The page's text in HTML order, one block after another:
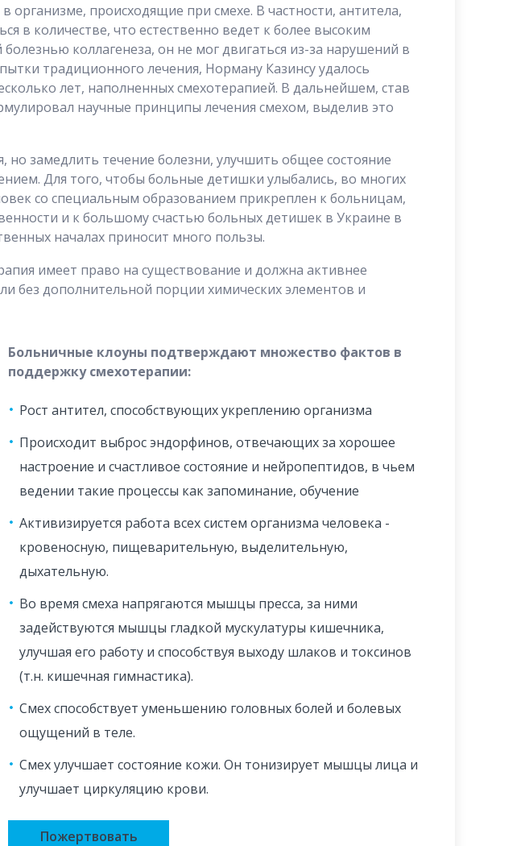
происходящие при смехе. В частности, антитела,
в количестве, что естественно ведет к более высоким
коллагенеза, он не мог двигаться из-за нарушений в
традиционного лечения, Норману Казинсу удалось
лет, наполненных смехотерапией. В дальнейшем, став
научные принципы лечения смехом, выделив это
замедлить течение болезни, улучшить общее состояние
Для того, чтобы больные детишки улыбались, во многих
со специальным образованием прикреплен к больницам,
и к большому счастью больных детишек в Украине в
началах приносит много пользы.
имеет право на существование и должна активнее
без дополнительной порции химических элементов и
Больничные клоуны подтверждают множество фактов в
поддержку смехотерапии:
Рост антител, способствующих укреплению организма
Происходит выброс эндорфинов, отвечающих за хорошее
настроение и счастливое состояние и нейропептидов, в чьем
ведении такие процессы как запоминание, обучение
Активизируется работа всех систем организма человека -
кровеносную, пищеварительную, выделительную,
дыхательную.
Во время смеха напрягаются мышцы пресса, за ними
задействуются мышцы гладкой мускулатуры кишечника,
улучшая его работу и способствуя выходу шлаков и токсинов
(т.н. кишечная гимнастика).
Смех способствует уменьшению головных болей и болевых
ощущений в теле.
Смех улучшает состояние кожи. Он тонизирует мышцы лица и
улучшает циркуляцию крови.
Пожертвовать